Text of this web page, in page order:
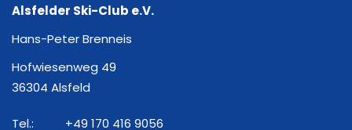
Alsfelder Ski-Club e.V.
Hans-Peter Brenneis
Hofwiesenweg 49
36304 Alsfeld
Tel.: +49 170 416 9056